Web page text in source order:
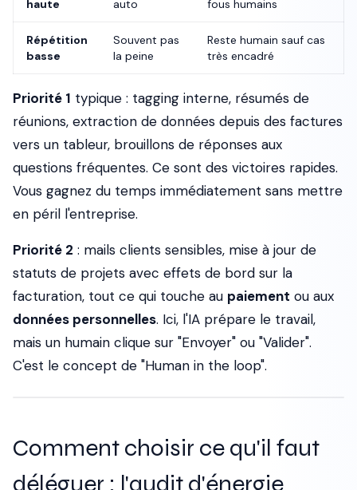
haute
auto
fous humains
Répétition
basse
Souvent pas
la peine
Reste humain sauf cas
très encadré
Priorité 1 typique : tagging interne, résumés de
réunions, extraction de données depuis des factures
vers un tableur, brouillons de réponses aux
questions fréquentes. Ce sont des victoires rapides.
Vous gagnez du temps immédiatement sans mettre
en péril l'entreprise.
Priorité 2 : mails clients sensibles, mise à jour de
statuts de projets avec effets de bord sur la
facturation, tout ce qui touche au paiement ou aux
données personnelles. Ici, l'IA prépare le travail,
mais un humain clique sur "Envoyer" ou "Valider".
C'est le concept de "Human in the loop".
Comment choisir ce qu'il faut
déléguer : l'audit d'énergie